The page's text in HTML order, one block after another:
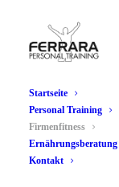
Startseite
Personal Training
Firmenfitness
Ernährungsberatung
Kontakt